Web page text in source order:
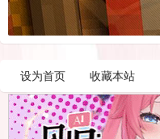
设为首页 收藏本站